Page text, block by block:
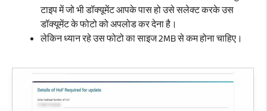
टाइप में जो भी डॉक्यूमेंट आपके पास हो उसे सलेक्ट करके उस
डॉक्यूमेंट के फोटो को अपलोड कर देना है।
लेकिन ध्यान रहे उस फोटो का साइज 2MB से कम होना चाहिए।